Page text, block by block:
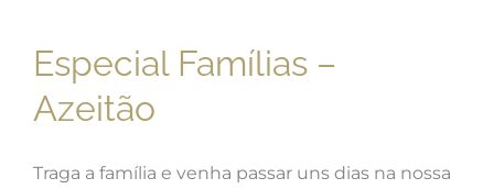
Especial Famílias –
Azeitão
Traga a família e venha passar uns dias na nossa